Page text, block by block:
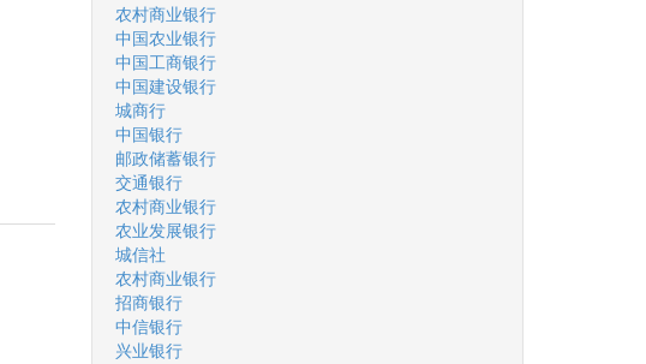
农村商业银行
中国农业银行
中国工商银行
中国建设银行
城商行
中国银行
邮政储蓄银行
交通银行
农村商业银行
农业发展银行
城信社
农村商业银行
招商银行
中信银行
兴业银行